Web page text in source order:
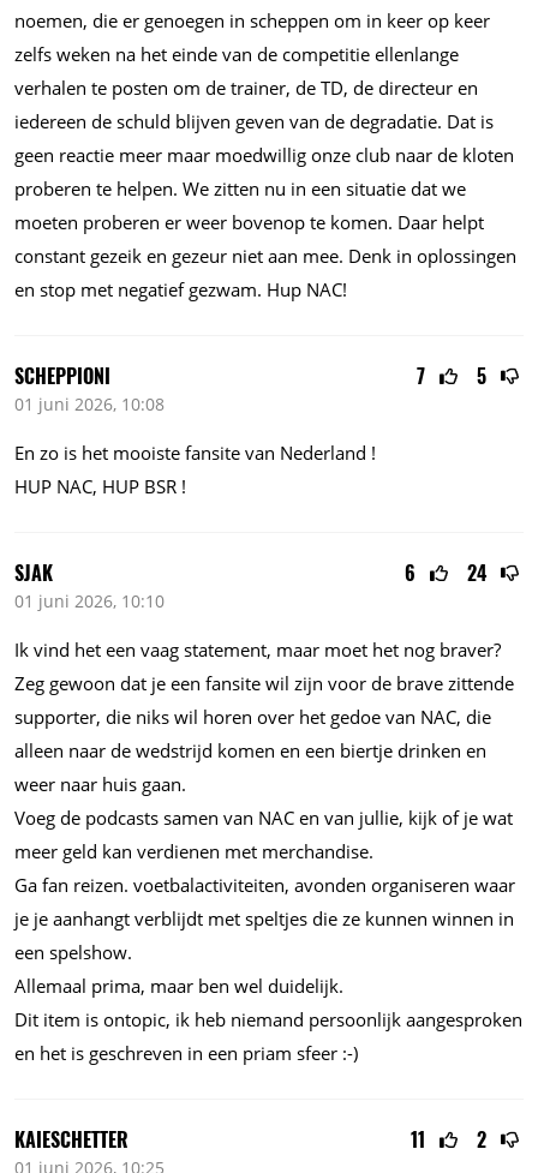
noemen, die er genoegen in scheppen om in keer op keer
zelfs weken na het einde van de competitie ellenlange
verhalen te posten om de trainer, de TD, de directeur en
iedereen de schuld blijven geven van de degradatie. Dat is
geen reactie meer maar moedwillig onze club naar de kloten
proberen te helpen. We zitten nu in een situatie dat we
moeten proberen er weer bovenop te komen. Daar helpt
constant gezeik en gezeur niet aan mee. Denk in oplossingen
en stop met negatief gezwam. Hup NAC!
7 5
SCHEPPIONI
01 juni 2026, 10:08
En zo is het mooiste fansite van Nederland !
HUP NAC, HUP BSR !
6 24
SJAK
01 juni 2026, 10:10
Ik vind het een vaag statement, maar moet het nog braver?
Zeg gewoon dat je een fansite wil zijn voor de brave zittende
supporter, die niks wil horen over het gedoe van NAC, die
alleen naar de wedstrijd komen en een biertje drinken en
weer naar huis gaan.
Voeg de podcasts samen van NAC en van jullie, kijk of je wat
meer geld kan verdienen met merchandise.
Ga fan reizen. voetbalactiviteiten, avonden organiseren waar
je je aanhangt verblijdt met speltjes die ze kunnen winnen in
een spelshow.
Allemaal prima, maar ben wel duidelijk.
Dit item is ontopic, ik heb niemand persoonlijk aangesproken
en het is geschreven in een priam sfeer :-)
11 2
KAIESCHETTER
01 juni 2026, 10:25